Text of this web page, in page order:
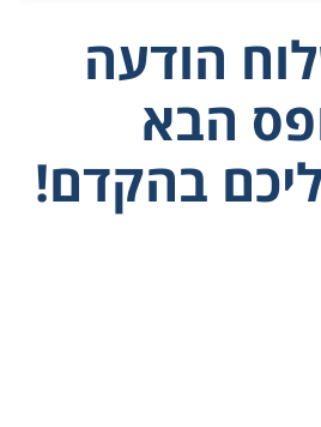
הודעה
הבא
בהקדם!